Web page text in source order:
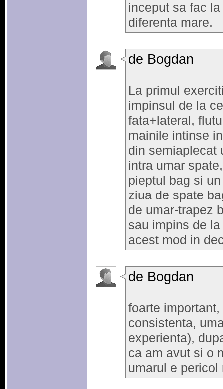
inceput sa fac
diferenta mare.
de Bogdan
La primul
impinsul de la
fata+lateral,
mainile intinse
din semiaplecat
intra umar
pieptul bag si
ziua de spate
de umar-trapez
sau impins de
acest mod in
de Bogdan
foarte
consistenta,
experienta),
ca am avut si o
umarul e pericol